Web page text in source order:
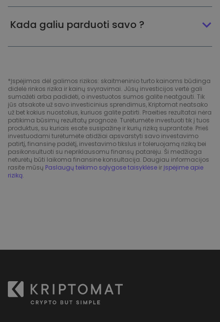
Kada galiu parduoti savo ?
*Įspėjimas dėl galimos rizikos: skaitmeninio turto kainoms būdinga
didelė rinkos rizika ir kainų svyravimai. Jūsų investicijos vertė gali
sumažėti arba padidėti, o investuotos sumos galite neatgauti. Tik
jūs atsakote už savo investicinius sprendimus, Kriptomat neatsako
už bet kokius nuostolius, kuriuos galite patirti. Praeities rezultatai nėra
patikima būsimų rezultatų prognozė. Turėtumėte investuoti tik į tuos
produktus, su kuriais esate susipažinę ir kurių riziką suprantate. Prieš
investuodami turėtumėte atidžiai apsvarstyti savo investavimo
patirtį, finansinę padėtį, investavimo tikslus ir toleruojamą riziką bei
pasikonsultuoti su nepriklausomu finansų patarėju. Ši medžiaga
neturėtų būti laikoma finansine konsultacija. Daugiau informacijos
rasite mūsų Paslaugų teikimo sąlygose taisyklėse ir Įspėjime apie
riziką.